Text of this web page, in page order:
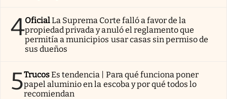
4OficialLa Suprema Corte falló a favor de la
propiedad privada y anuló el reglamento que
permitía a municipios usar casas sin permiso de
sus dueños
5TrucosEs tendencia | Para qué funciona poner
papel aluminio en la escoba y por qué todos lo
recomiendan